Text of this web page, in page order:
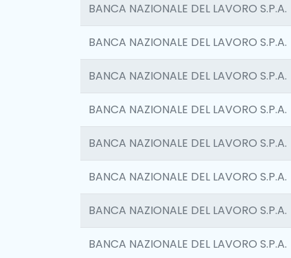
BANCA NAZIONALE DEL LAVORO S.P.A.
BANCA NAZIONALE DEL LAVORO S.P.A.
BANCA NAZIONALE DEL LAVORO S.P.A.
BANCA NAZIONALE DEL LAVORO S.P.A.
BANCA NAZIONALE DEL LAVORO S.P.A.
BANCA NAZIONALE DEL LAVORO S.P.A.
BANCA NAZIONALE DEL LAVORO S.P.A.
BANCA NAZIONALE DEL LAVORO S.P.A.